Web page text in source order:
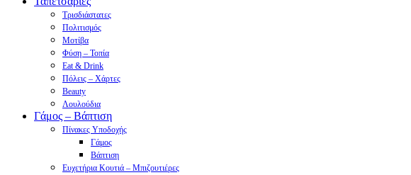
Τρισδιάστατες
Πολιτισμός
Μοτίβα
Φύση – Τοπία
Eat & Drink
Πόλεις – Χάρτες
Beauty
Λουλούδια
Γάμος – Βάπτιση
Πίνακες Υποδοχής
Γάμος
Βάπτιση
Ευχετήρια Κουτιά – Μπιζουτιέρες